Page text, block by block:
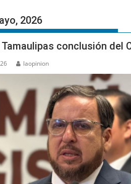
2026
conclusión del
laopinion